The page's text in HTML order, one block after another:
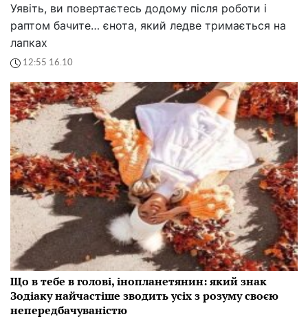
Уявіть, ви повертаєтесь додому після роботи і
раптом бачите… єнота, який ледве тримається на
лапках
12:55 16.10
Що в тебе в голові, інопланетянин: який знак
Зодіаку найчастіше зводить усіх з розуму своєю
непередбачуваністю